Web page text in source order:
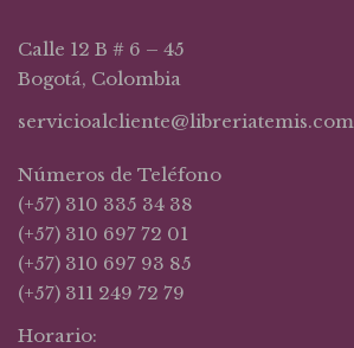
Calle 12 B # 6 – 45
Bogotá, Colombia
servicioalcliente@libreriatemis.com
Números de Teléfono
(+57) 310 335 34 38
(+57) 310 697 72 01
(+57) 310 697 93 85
(+57) 311 249 72 79
Horario: